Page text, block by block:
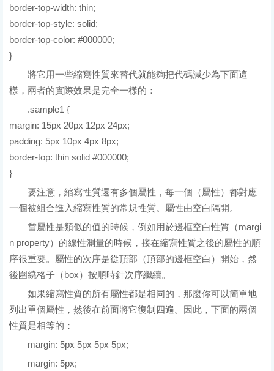
border-top-width: thin;
border-top-style: solid;
border-top-color: #000000;
}
將它用一些縮寫性質來替代就能夠把代碼減少為下面這
樣，兩者的實際效果是完全一樣的：
.sample1 {
margin: 15px 20px 12px 24px;
padding: 5px 10px 4px 8px;
border-top: thin solid #000000;
}
要注意，縮寫性質還有多個屬性，每一個（屬性）都對應
一個被組合進入縮寫性質的常規性質。屬性由空白隔開。
當屬性是類似的值的時候，例如用於邊框空白性質（margi
n property）的線性測量的時候，接在縮寫性質之後的屬性的順
序很重要。屬性的次序是從頂部（頂部的邊框空白）開始，然
後圍繞格子（box）按順時針次序繼續。
如果縮寫性質的所有屬性都是相同的，那麼你可以簡單地
列出單個屬性，然後在前面將它復制四遍。因此，下面的兩個
性質是相等的：
margin: 5px 5px 5px 5px;
margin: 5px;